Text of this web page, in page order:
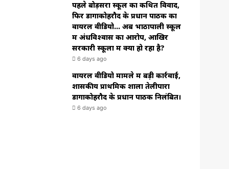
पहले बोड़सरा स्कूल का कथित विवाद,
फिर डोंगाकोहरौद के प्रधान पाठक का
वायरल वीडियो… अब भाठापाली स्कूल
में अंधविश्वास का आरोप, आखिर
सरकारी स्कूलों में क्या हो रहा है?
6 days ago
वायरल वीडियो मामले में बड़ी कार्रवाई,
शासकीय प्राथमिक शाला तेलीपारा
डोंगाकोहरौद के प्रधान पाठक निलंबित।
6 days ago